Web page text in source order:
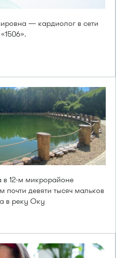
— кардиолог в сети
12-м микрорайоне
девяти тысяч мальков
в реку Оку